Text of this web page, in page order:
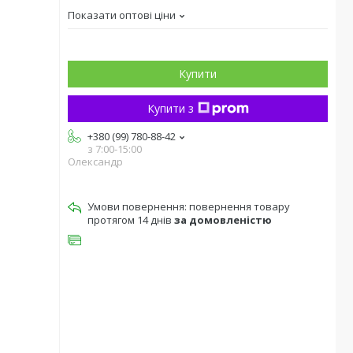
Показати оптові ціни
Купити
Купити з
+380 (99) 780-88-42
з 7:00-15:00
Олександр
повернення товару
протягом 14 днів за домовленістю